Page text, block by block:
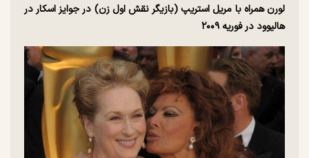
لورن همراه با مریل استریپ (بازیگر نقش اول زن) در جوایز اسکار در
هالیوود در فوریه ۲۰۰۹